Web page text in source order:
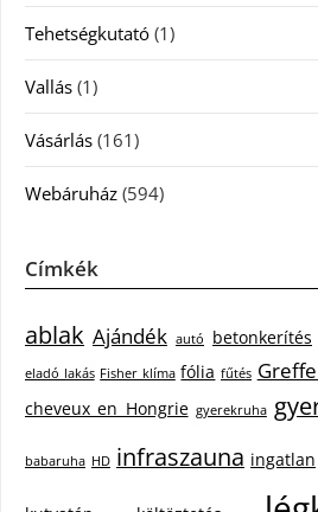
Tehetségkutató (1)
Vallás (1)
Vásárlás (161)
Webáruház (594)
Címkék
ablak Ajándék autó betonkerítés
eladó lakás Fisher klíma fólia fűtés
cheveux en Hongrie gyerekruha
babaruha HD infraszauna ingatlan